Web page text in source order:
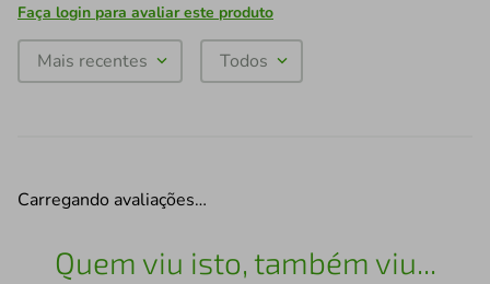
Faça login para avaliar este produto
Mais recentes Todos
Carregando avaliações…
Quem viu isto, também viu...